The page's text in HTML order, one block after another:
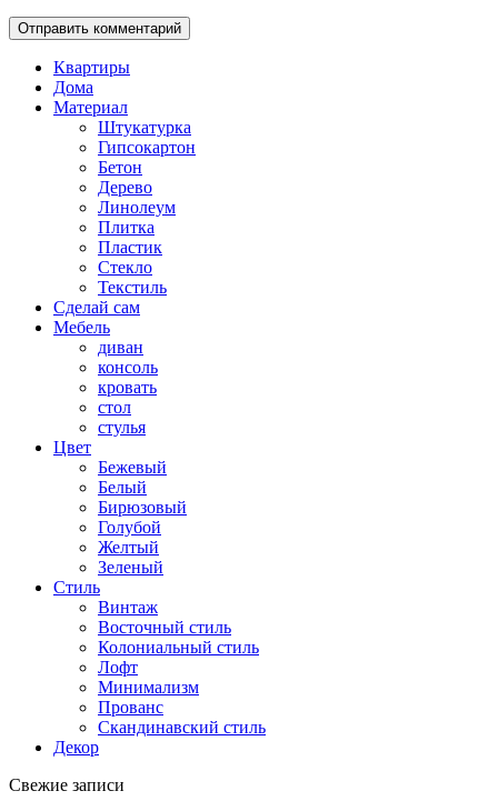
Квартиры
Дома
Материал
Штукатурка
Гипсокартон
Бетон
Дерево
Линолеум
Плитка
Пластик
Стекло
Текстиль
Сделай сам
Мебель
диван
консоль
кровать
стол
стулья
Цвет
Бежевый
Белый
Бирюзовый
Голубой
Желтый
Зеленый
Стиль
Винтаж
Восточный стиль
Колониальный стиль
Лофт
Минимализм
Прованс
Скандинавский стиль
Декор
Свежие записи